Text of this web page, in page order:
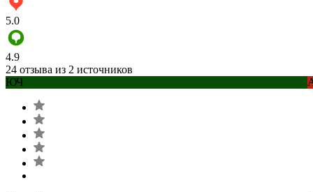
5.0
4.9
24 отзыва из 2 источников
ЮЧ